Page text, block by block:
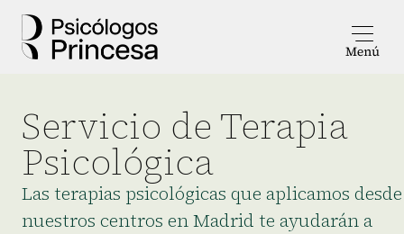
Servicio de Terapia
Psicológica
Las terapias psicológicas que aplicamos desde
nuestros centros en Madrid te ayudarán a